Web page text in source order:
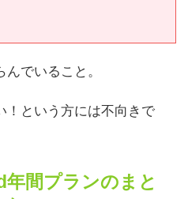
でいること。
！という方には不向きで
間プランのまと